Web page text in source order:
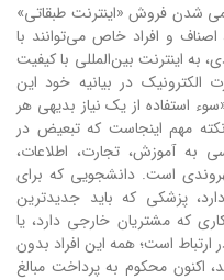
شدن فروش «اینترنت طبقاتی»
و افراد خاص می‌توانند با
به اینترنت بین‌المللی با کیفیت
در بیانیه خود این
استفاده از یک نیاز بدیهی هر
مهم اینجاست که تبعیض در
به آموزش، تجارت، اطلاعات،
است. دانشجویی که برای
پزشکی که باید جدیدترین
که مشتریان خارجی دارد، یا
است؛ همه این افراد بدون
اکنون محکوم به پرداخت مبالغ